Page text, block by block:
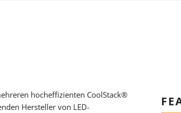
hocheffizienten CoolStack®
Hersteller von LED-